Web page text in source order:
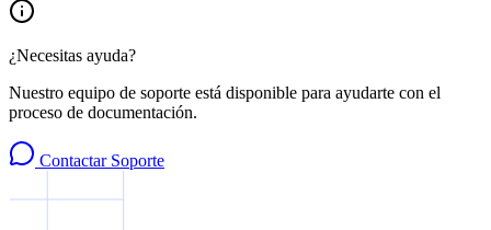
¿Necesitas ayuda?
Nuestro equipo de soporte está disponible para ayudarte con el
proceso de documentación.
Contactar Soporte